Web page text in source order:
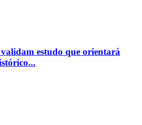
estudo que orientará